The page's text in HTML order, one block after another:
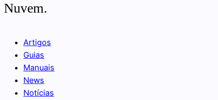
Nuvem.
Artigos
Guias
Manuais
News
Notícias